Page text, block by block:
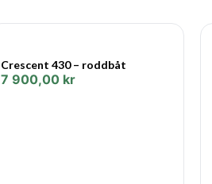
Crescent 430 – roddbåt
7 900,00 kr